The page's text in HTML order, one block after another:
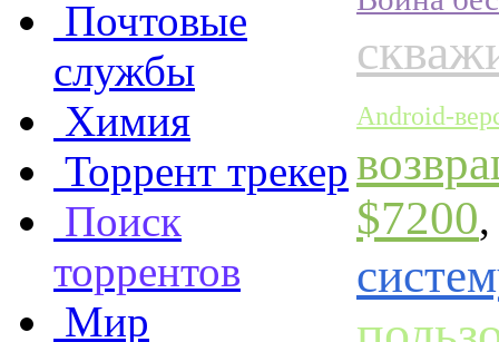
Почтовые
службы
Химия
Торрент трекер
Поиск
торрентов
Мир
Android-
$7200